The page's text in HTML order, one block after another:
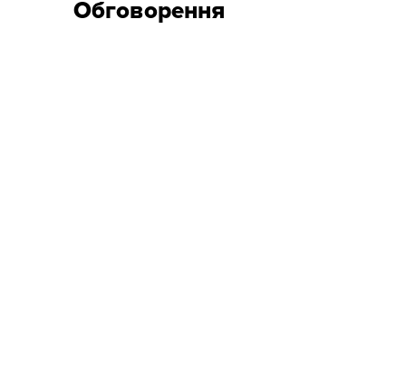
Обговорення